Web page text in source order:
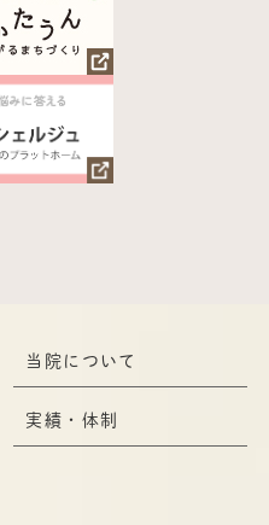
当院について
実績・体制